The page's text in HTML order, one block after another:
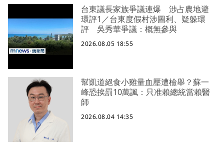
台東議長家族爭議連爆 涉占農地避
環評1／台東度假村涉圖利、疑躲環
評 吳秀華爭議：概無參與
2026.08.05 18:55
幫凱道絕食小雞量血壓遭檢舉？蘇一
峰恐挨罰10萬諷：只准賴總統當賴醫
師
2026.08.04 14:35